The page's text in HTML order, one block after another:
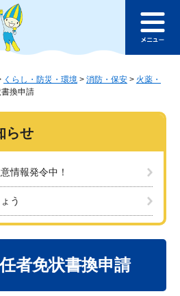
ページの本文へ
ュ
くらし・防災・環境 > 消防・保安 > 火薬・
換申請
らせ
情報発令中！
う
者免状書換申請